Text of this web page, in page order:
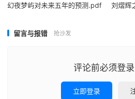
幻夜梦屿对未来五年的预测.pdf 刘熠辉
留言与报错 抢沙发
评论前必须登录
立即登录